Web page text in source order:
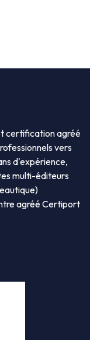
certification agréé
vers
d'expérience,
multi-éditeurs
agréé Certiport